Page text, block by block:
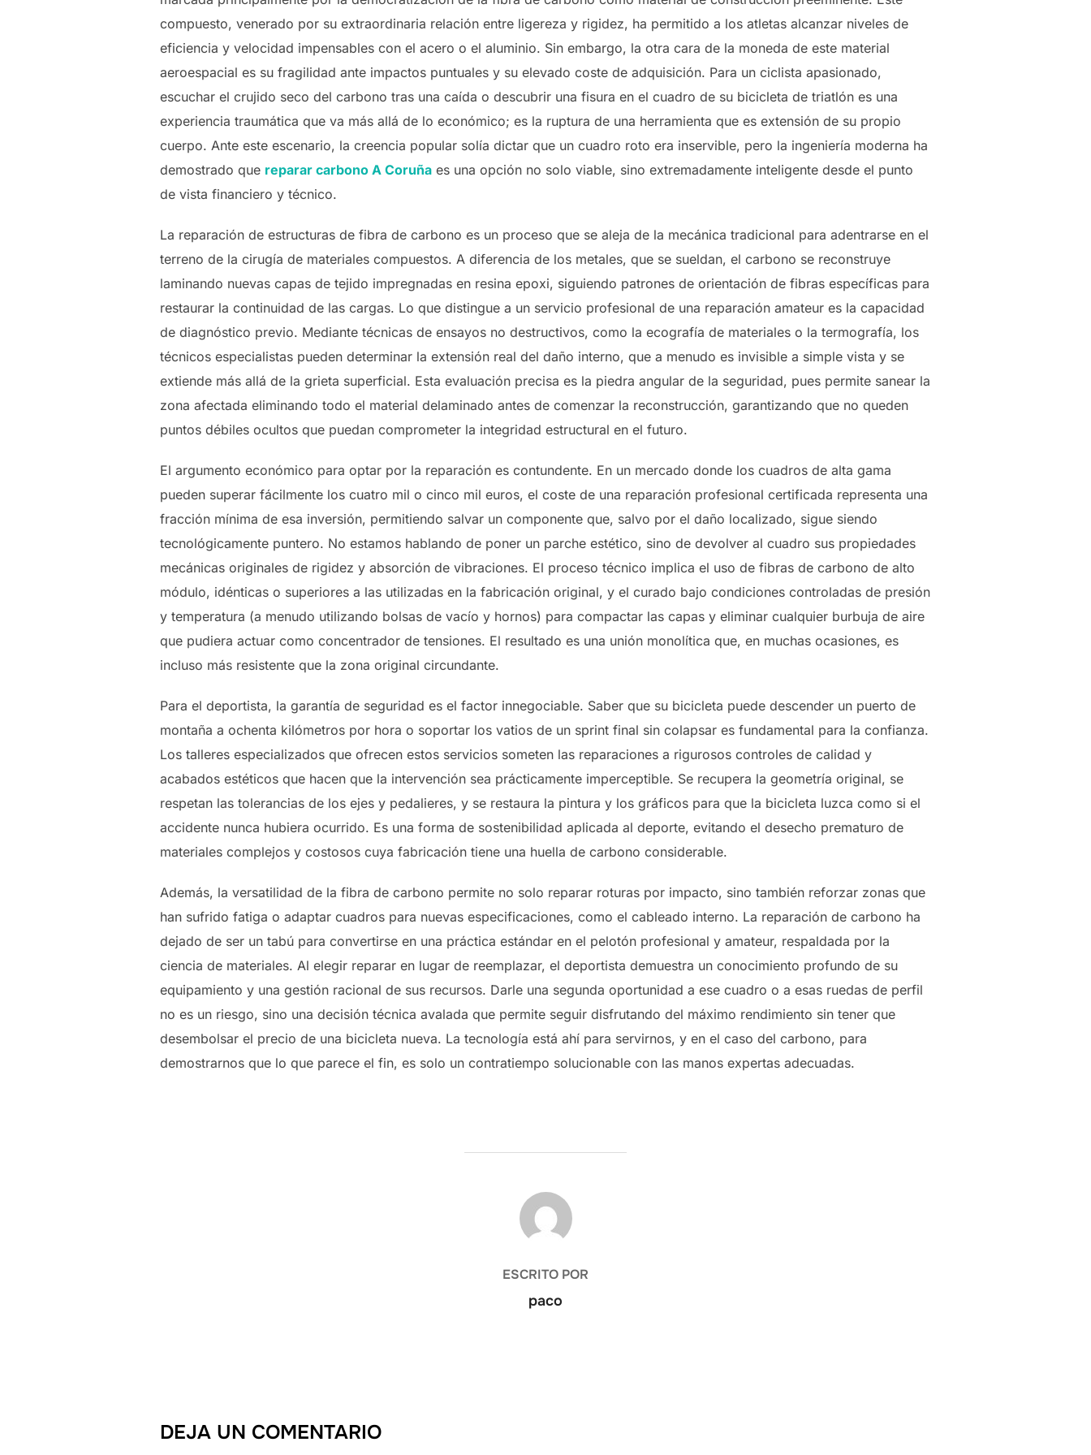
compuesto, venerado por su extraordinaria relación entre ligereza y rigidez, ha permitido a los atletas alcanzar niveles de
eficiencia y velocidad impensables con el acero o el aluminio. Sin embargo, la otra cara de la moneda de este material
aeroespacial es su fragilidad ante impactos puntuales y su elevado coste de adquisición. Para un ciclista apasionado,
escuchar el crujido seco del carbono tras una caída o descubrir una fisura en el cuadro de su bicicleta de triatlón es una
experiencia traumática que va más allá de lo económico; es la ruptura de una herramienta que es extensión de su propio
cuerpo. Ante este escenario, la creencia popular solía dictar que un cuadro roto era inservible, pero la ingeniería moderna ha
demostrado que reparar carbono A Coruña es una opción no solo viable, sino extremadamente inteligente desde el punto
de vista financiero y técnico.
La reparación de estructuras de fibra de carbono es un proceso que se aleja de la mecánica tradicional para adentrarse en el
terreno de la cirugía de materiales compuestos. A diferencia de los metales, que se sueldan, el carbono se reconstruye
laminando nuevas capas de tejido impregnadas en resina epoxi, siguiendo patrones de orientación de fibras específicas para
restaurar la continuidad de las cargas. Lo que distingue a un servicio profesional de una reparación amateur es la capacidad
de diagnóstico previo. Mediante técnicas de ensayos no destructivos, como la ecografía de materiales o la termografía, los
técnicos especialistas pueden determinar la extensión real del daño interno, que a menudo es invisible a simple vista y se
extiende más allá de la grieta superficial. Esta evaluación precisa es la piedra angular de la seguridad, pues permite sanear la
zona afectada eliminando todo el material delaminado antes de comenzar la reconstrucción, garantizando que no queden
puntos débiles ocultos que puedan comprometer la integridad estructural en el futuro.
El argumento económico para optar por la reparación es contundente. En un mercado donde los cuadros de alta gama
pueden superar fácilmente los cuatro mil o cinco mil euros, el coste de una reparación profesional certificada representa una
fracción mínima de esa inversión, permitiendo salvar un componente que, salvo por el daño localizado, sigue siendo
tecnológicamente puntero. No estamos hablando de poner un parche estético, sino de devolver al cuadro sus propiedades
mecánicas originales de rigidez y absorción de vibraciones. El proceso técnico implica el uso de fibras de carbono de alto
módulo, idénticas o superiores a las utilizadas en la fabricación original, y el curado bajo condiciones controladas de presión
y temperatura (a menudo utilizando bolsas de vacío y hornos) para compactar las capas y eliminar cualquier burbuja de aire
que pudiera actuar como concentrador de tensiones. El resultado es una unión monolítica que, en muchas ocasiones, es
incluso más resistente que la zona original circundante.
Para el deportista, la garantía de seguridad es el factor innegociable. Saber que su bicicleta puede descender un puerto de
montaña a ochenta kilómetros por hora o soportar los vatios de un sprint final sin colapsar es fundamental para la confianza.
Los talleres especializados que ofrecen estos servicios someten las reparaciones a rigurosos controles de calidad y
acabados estéticos que hacen que la intervención sea prácticamente imperceptible. Se recupera la geometría original, se
respetan las tolerancias de los ejes y pedalieres, y se restaura la pintura y los gráficos para que la bicicleta luzca como si el
accidente nunca hubiera ocurrido. Es una forma de sostenibilidad aplicada al deporte, evitando el desecho prematuro de
materiales complejos y costosos cuya fabricación tiene una huella de carbono considerable.
Además, la versatilidad de la fibra de carbono permite no solo reparar roturas por impacto, sino también reforzar zonas que
han sufrido fatiga o adaptar cuadros para nuevas especificaciones, como el cableado interno. La reparación de carbono ha
dejado de ser un tabú para convertirse en una práctica estándar en el pelotón profesional y amateur, respaldada por la
ciencia de materiales. Al elegir reparar en lugar de reemplazar, el deportista demuestra un conocimiento profundo de su
equipamiento y una gestión racional de sus recursos. Darle una segunda oportunidad a ese cuadro o a esas ruedas de perfil
no es un riesgo, sino una decisión técnica avalada que permite seguir disfrutando del máximo rendimiento sin tener que
desembolsar el precio de una bicicleta nueva. La tecnología está ahí para servirnos, y en el caso del carbono, para
demostrarnos que lo que parece el fin, es solo un contratiempo solucionable con las manos expertas adecuadas.
AUTOR DE LA ENTRADA
ESCRITO POR
paco
DEJA UN COMENTARIO